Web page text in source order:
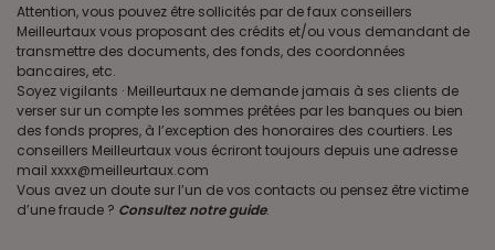
Attention, vous pouvez être sollicités par de faux conseillers
Meilleurtaux vous proposant des crédits et/ou vous demandant de
transmettre des documents, des fonds, des coordonnées
bancaires, etc.
Soyez vigilants · Meilleurtaux ne demande jamais à ses clients de
verser sur un compte les sommes prêtées par les banques ou bien
des fonds propres, à l’exception des honoraires des courtiers. Les
conseillers Meilleurtaux vous écriront toujours depuis une adresse
mail xxxx@meilleurtaux.com
Vous avez un doute sur l’un de vos contacts ou pensez être victime
d’une fraude ? Consultez notre guide.